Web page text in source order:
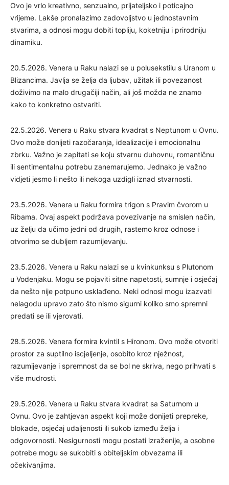
Ovo je vrlo kreativno, senzualno, prijateljsko i poticajno
vrijeme. Lakše pronalazimo zadovoljstvo u jednostavnim
stvarima, a odnosi mogu dobiti topliju, koketniju i prirodniju
dinamiku.
20.5.2026. Venera u Raku nalazi se u polusekstilu s Uranom u
Blizancima. Javlja se želja da ljubav, užitak ili povezanost
doživimo na malo drugačiji način, ali još možda ne znamo
kako to konkretno ostvariti.
22.5.2026. Venera u Raku stvara kvadrat s Neptunom u Ovnu.
Ovo može donijeti razočaranja, idealizacije i emocionalnu
zbrku. Važno je zapitati se koju stvarnu duhovnu, romantičnu
ili sentimentalnu potrebu zanemarujemo. Jednako je važno
vidjeti jesmo li nešto ili nekoga uzdigli iznad stvarnosti.
23.5.2026. Venera u Raku formira trigon s Pravim čvorom u
Ribama. Ovaj aspekt podržava povezivanje na smislen način,
uz želju da učimo jedni od drugih, rastemo kroz odnose i
otvorimo se dubljem razumijevanju.
23.5.2026. Venera u Raku nalazi se u kvinkunksu s Plutonom
u Vodenjaku. Mogu se pojaviti sitne napetosti, sumnje i osjećaj
da nešto nije potpuno usklađeno. Neki odnosi mogu izazvati
nelagodu upravo zato što nismo sigurni koliko smo spremni
predati se ili vjerovati.
28.5.2026. Venera formira kvintil s Hironom. Ovo može otvoriti
prostor za suptilno iscjeljenje, osobito kroz nježnost,
razumijevanje i spremnost da se bol ne skriva, nego prihvati s
više mudrosti.
29.5.2026. Venera u Raku stvara kvadrat sa Saturnom u
Ovnu. Ovo je zahtjevan aspekt koji može donijeti prepreke,
blokade, osjećaj udaljenosti ili sukob između želja i
odgovornosti. Nesigurnosti mogu postati izraženije, a osobne
potrebe mogu se sukobiti s obiteljskim obvezama ili
očekivanjima.